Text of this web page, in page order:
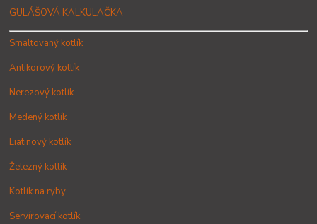
GULÁŠOVÁ KALKULAČKA
Smaltovaný kotlík
Antikorový kotlík
Nerezový kotlík
Medený kotlík
Liatinový kotlík
Železný kotlík
Kotlík na ryby
Servírovací kotlík